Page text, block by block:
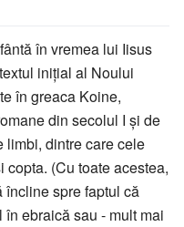
în vremea lui Iisus
iniţial al Noului
în greaca Koine,
din secolul I şi de
limbi, dintre care cele
(Cu toate acestea,
spre faptul că
ebraică sau - mult mai